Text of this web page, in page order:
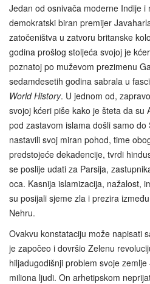
Jedan od osnivača moderne Indije i
demokratski biran premijer
zatočeništva u zatvoru britanske
godina prošlog stoljeća svojoj je
poznatoj po muževom prezimenu
sedamdesetih godina sabrala u
World History. U jednom od,
svojoj kćeri piše kako je šteta da su
pod zastavom islama došli samo do
nastavili svoj miran pohod, time
predstojeće dekadencije, tvrdi
se poslije udati za Parsija,
oca. Kasnija islamizacija, nažalost,
su posijali sjeme zla i prezira
Nehru.
Ovakvu konstataciju može napisati
je započeo i dovršio Zelenu
hiljadugodišnji problem svoje
miliona ljudi. On arhetipskom